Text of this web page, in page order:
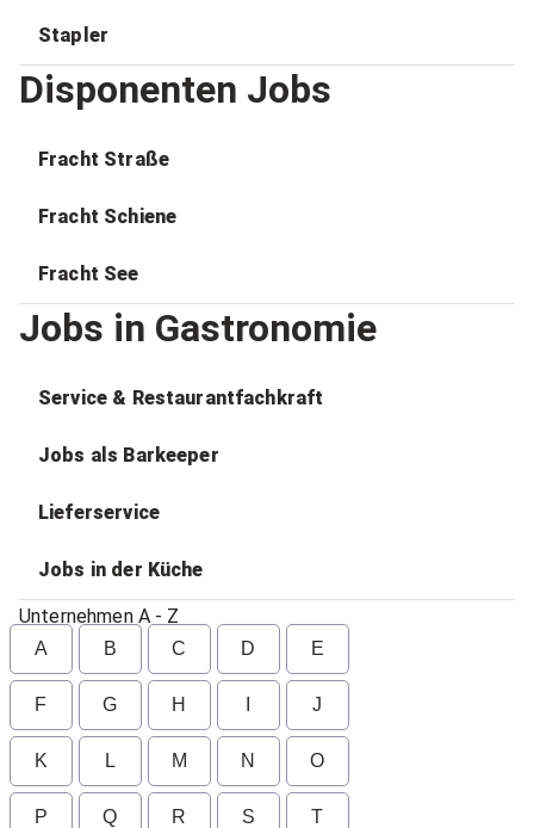
Stapler
Disponenten Jobs
Fracht Straße
Fracht Schiene
Fracht See
Jobs in Gastronomie
Service & Restaurantfachkraft
Jobs als Barkeeper
Lieferservice
Jobs in der Küche
Unternehmen A - Z
A B C D E
F G H J
K L M N O
P Q R S T